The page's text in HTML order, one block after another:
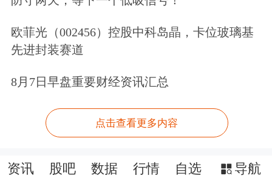
欧菲光（002456）控股中科岛晶，卡位玻璃基
先进封装赛道
8月7日早盘重要财经资讯汇总
点击查看更多内容
资讯 股吧 数据 行情 自选 导航